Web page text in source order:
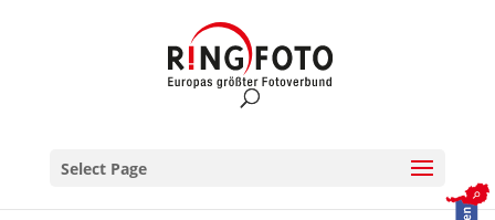
Select Page